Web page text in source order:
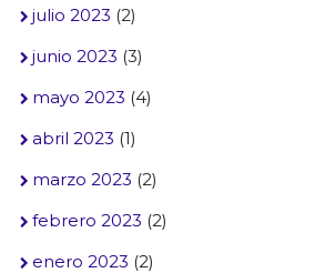
julio 2023 (2)
junio 2023 (3)
mayo 2023 (4)
abril 2023 (1)
marzo 2023 (2)
febrero 2023 (2)
enero 2023 (2)